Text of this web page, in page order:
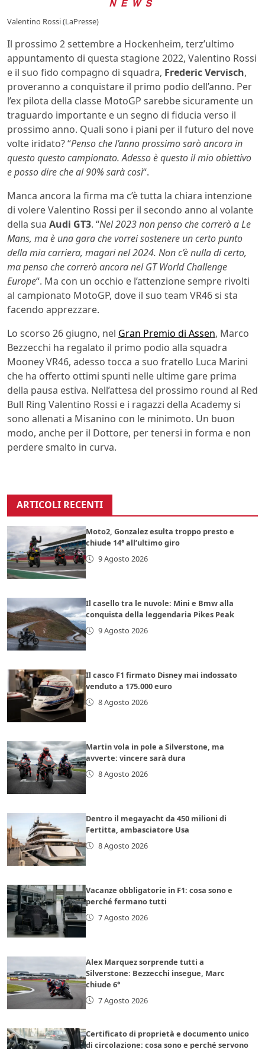
Valentino Rossi (LaPresse)
Il prossimo 2 settembre a Hockenheim, terz’ultimo
appuntamento di questa stagione 2022, Valentino Rossi
e il suo fido compagno di squadra, Frederic Vervisch,
proveranno a conquistare il primo podio dell’anno. Per
l’ex pilota della classe MotoGP sarebbe sicuramente un
traguardo importante e un segno di fiducia verso il
prossimo anno. Quali sono i piani per il futuro del nove
volte iridato? “Penso che l’anno prossimo sarò ancora in
questo questo campionato. Adesso è questo il mio obiettivo
e posso dire che al 90% sarà così“.
Manca ancora la firma ma c’è tutta la chiara intenzione
di volere Valentino Rossi per il secondo anno al volante
della sua Audi GT3. “Nel 2023 non penso che correrò a Le
Mans, ma è una gara che vorrei sostenere un certo punto
della mia carriera, magari nel 2024. Non c’è nulla di certo,
ma penso che correrò ancora nel GT World Challenge
Europe“. Ma con un occhio e l’attenzione sempre rivolti
al campionato MotoGP, dove il suo team VR46 si sta
facendo apprezzare.
Lo scorso 26 giugno, nel Gran Premio di Assen, Marco
Bezzecchi ha regalato il primo podio alla squadra
Mooney VR46, adesso tocca a suo fratello Luca Marini
che ha offerto ottimi spunti nelle ultime gare prima
della pausa estiva. Nell’attesa del prossimo round al Red
Bull Ring Valentino Rossi e i ragazzi della Academy si
sono allenati a Misanino con le minimoto. Un buon
modo, anche per il Dottore, per tenersi in forma e non
perdere smalto in curva.
ARTICOLI RECENTI
Moto2, Gonzalez esulta troppo presto e
chiude 14° all’ultimo giro
9 Agosto 2026
Il casello tra le nuvole: Mini e Bmw alla
conquista della leggendaria Pikes Peak
9 Agosto 2026
Il casco F1 firmato Disney mai indossato
venduto a 175.000 euro
8 Agosto 2026
Martin vola in pole a Silverstone, ma
avverte: vincere sarà dura
8 Agosto 2026
Dentro il megayacht da 450 milioni di
Fertitta, ambasciatore Usa
8 Agosto 2026
Vacanze obbligatorie in F1: cosa sono e
perché fermano tutti
7 Agosto 2026
Alex Marquez sorprende tutti a
Silverstone: Bezzecchi insegue, Marc
chiude 6°
7 Agosto 2026
Certificato di proprietà e documento unico
di circolazione: cosa sono e perché servono